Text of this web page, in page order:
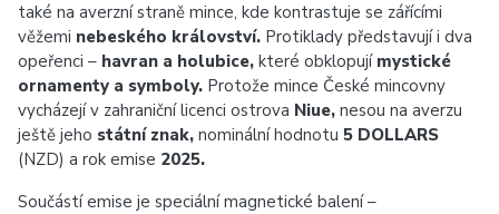
také na averzní straně mince, kde kontrastuje se zářícími
věžemi nebeského království. Protiklady představují i dva
opeřenci – havran a holubice, které obklopují mystické
ornamenty a symboly. Protože mince České mincovny
vycházejí v zahraniční licenci ostrova Niue, nesou na averzu
ještě jeho státní znak, nominální hodnotu 5 DOLLARS
(NZD) a rok emise 2025.
Součástí emise je speciální magnetické balení –